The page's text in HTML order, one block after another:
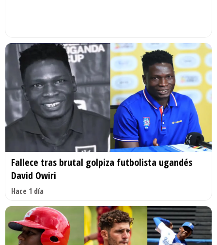
Fallece tras brutal golpiza futbolista ugandés
David Owiri
Hace 1 día